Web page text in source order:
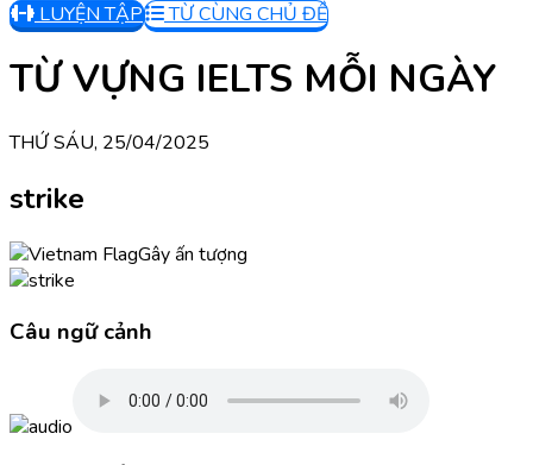
LUYỆN TẬP
TỪ CÙNG CHỦ ĐỀ
TỪ VỰNG IELTS MỖI NGÀY
THỨ SÁU, 25/04/2025
strike
Gây ấn tượng
Câu ngữ cảnh